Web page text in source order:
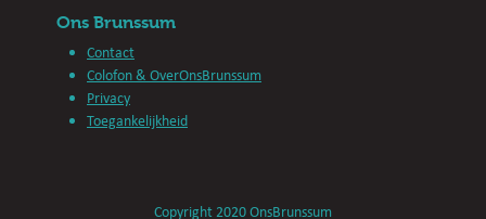
Ons Brunssum
Contact
Colofon & OverOnsBrunssum
Privacy
Toegankelijkheid
Copyright 2020 OnsBrunssum